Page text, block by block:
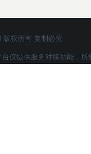
权所有 复制必究
仅提供服务对接功能，